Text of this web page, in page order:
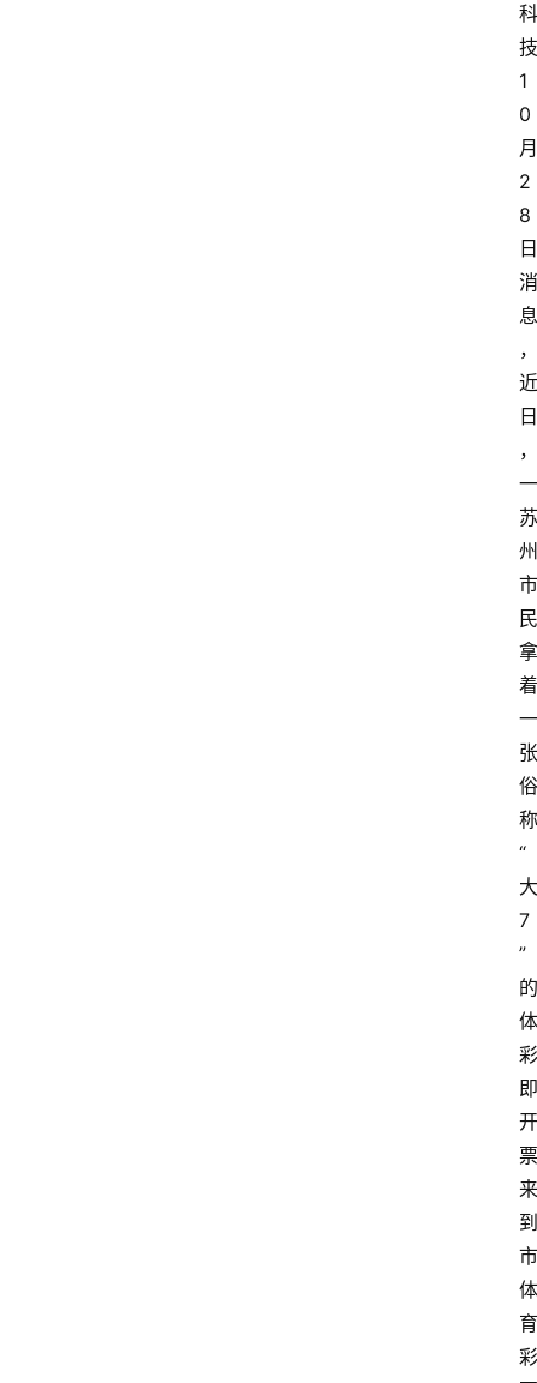
科
技
1
0
月
2
8
日
消
息
，
近
日
，
一
苏
州
市
民
拿
着
一
张
俗
称
“
大
7
”
的
体
彩
即
开
票
来
到
市
体
育
彩